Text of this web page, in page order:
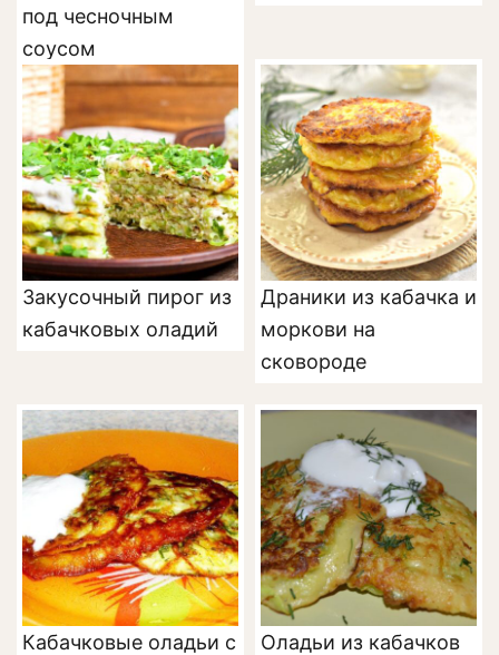
под чесночным
соусом
Закусочный пирог из
кабачковых оладий
Драники из кабачка и
моркови на
сковороде
Кабачковые оладьи с
Оладьи из кабачков